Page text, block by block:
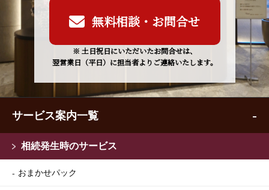
無料相談・お問合せ
※ 土日祝日にいただいたお問合せは、
翌営業日（平日）に担当者よりご連絡いたします。
サービス案内一覧
相続発生時のサービス
おまかせパック